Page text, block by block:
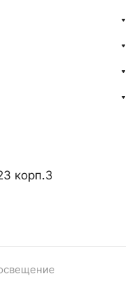
корп.3